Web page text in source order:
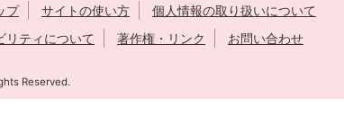
プ サイトの使い方
個人情報の取り扱いについて
リティについて
著作権・リンク お問い合わせ
Reserved.